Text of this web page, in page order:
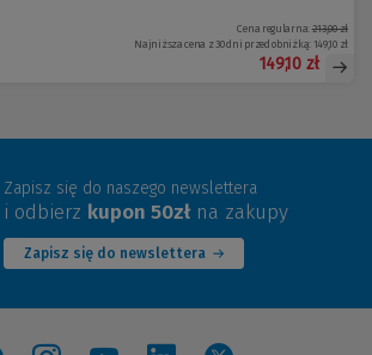
Cena regularna:213,00 zł
Najniższa cena z 30 dni przed obniżką: 149,10 zł
149,10 zł
Zapisz się do naszego newslettera
i odbierz kupon 50zł na zakupy
Zapisz się do newslettera